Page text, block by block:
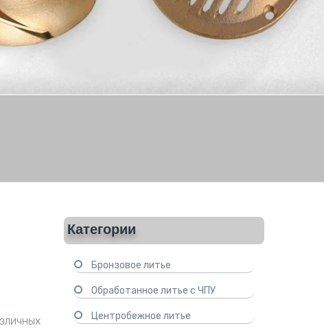
Категории
Бронзовое литье
Обработанное литье с ЧПУ
Центробежное литье